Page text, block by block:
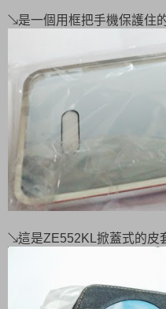
↘是一個用框把手機保護住
↘這是ZE552KL掀蓋式的皮